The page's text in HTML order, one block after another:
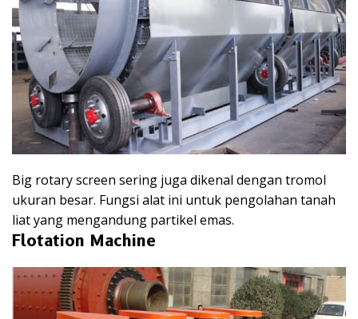
Big rotary screen sering juga dikenal dengan tromol
ukuran besar. Fungsi alat ini untuk pengolahan tanah
liat yang mengandung partikel emas.
Flotation Machine